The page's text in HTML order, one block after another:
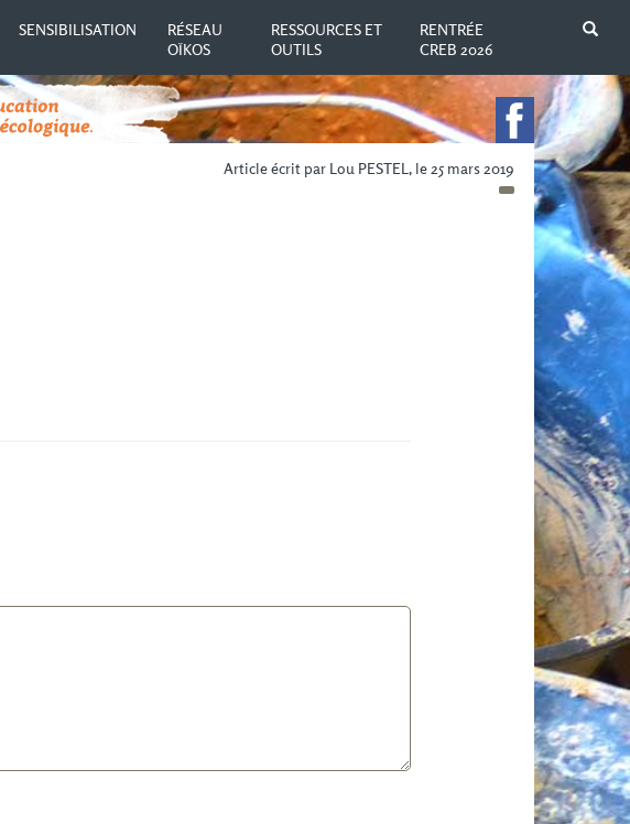
SENSIBILISATION
RÉSEAU
OÏKOS
RESSOURCES ET
OUTILS
RENTRÉE
CREB 2026
Article écrit par Lou PESTEL, le 25 mars 2019